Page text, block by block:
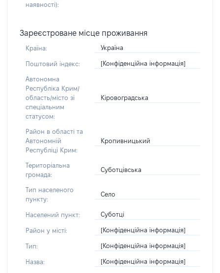
наявності):
Зареєстроване місце проживання
Країна: Україна
Поштовий індекс: [Конфіденційна інформація]
Автономна
Республіка Крим/
область/місто зі
спеціальним
статусом:
Кіровоградська
Район в області та
Автономній
Республіці Крим:
Кропивницький
Територіальна
громада:
Суботцівська
Тип населеного
пункту:
Село
Населений пункт: Суботці
Район у місті: [Конфіденційна інформація]
Тип: [Конфіденційна інформація]
Назва: [Конфіденційна інформація]